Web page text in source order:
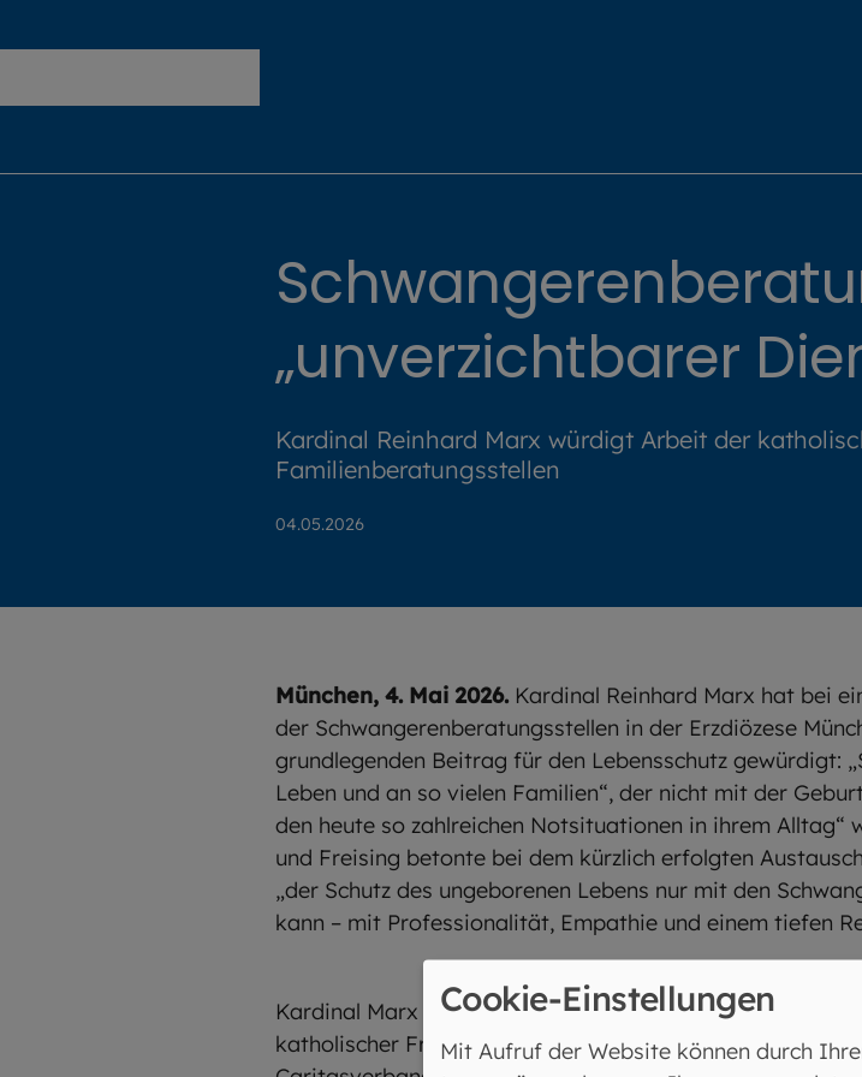
„unverzichtbarer
Kardinal Reinhard Marx würdigt Arbeit der
Familienberatungsstellen
04.05.2026
München, 4. Mai 2026. Kardinal Reinhard Marx hat bei
der Schwangerenberatungsstellen in der Erzdiözese
grundlegenden Beitrag für den Lebensschutz gewürdigt:
Leben und an so vielen Familien“, der nicht mit der
den heute so zahlreichen Notsituationen in ihrem Alltag“
und Freising betonte bei dem kürzlich erfolgten
„der Schutz des ungeborenen Lebens nur mit den
kann – mit Professionalität, Empathie und einem tiefen
Kardinal Marx tauschte sich im Rahmen des Treffens
katholischer Frauen (SkF) aus München, Garmisch-
Cookie-Einstellungen
Mit Aufruf der Website können durch